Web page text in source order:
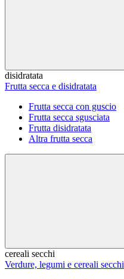
disidratata
Frutta secca e disidratata
Frutta secca con guscio
Frutta secca sgusciata
Frutta disidratata
Altra frutta secca
cereali secchi
Verdure, legumi e cereali secchi